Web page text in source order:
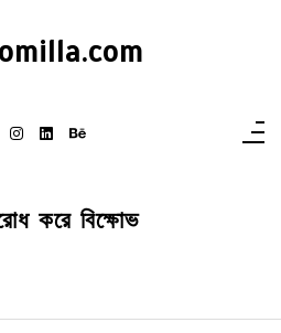
করে বিক্ষোভ